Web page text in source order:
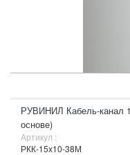
РУВИНИЛ Кабель-канал
основе)
Артикул :
РКК-15х10-38М